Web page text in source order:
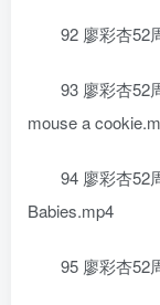
92 廖彩杏52
93 廖彩杏52
mouse a
94 廖彩杏52
Babies.mp4
95 廖彩杏52